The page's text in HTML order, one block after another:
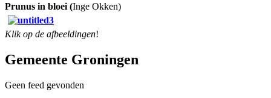
Prunus in bloei (Inge Okken)
Klik op de afbeeldingen!
Gemeente Groningen
Geen feed gevonden